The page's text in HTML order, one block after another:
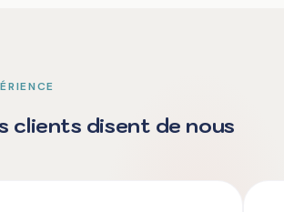
clients disent de nous